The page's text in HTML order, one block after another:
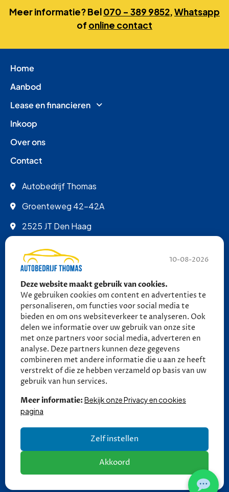
10-08-2026
Deze website maakt gebruik van cookies.
We gebruiken cookies om content en advertenties te
personaliseren, om functies voor social media te
bieden en om ons websiteverkeer te analyseren. Ook
delen we informatie over uw gebruik van onze site
met onze partners voor social media, adverteren en
analyse. Deze partners kunnen deze gegevens
combineren met andere informatie die u aan ze heeft
verstrekt of die ze hebben verzameld op basis van uw
gebruik van hun services.
Meer informatie: Bekijk onze Privacy en cookies
pagina
Zelf instellen
Akkoord
Meer informatie? Bel070 – 389 9852,Whatsapp
of online contact
Home
Aanbod
Lease en financieren
Inkoop
Over ons
Contact
Autobedrijf Thomas
Groenteweg 42-42A
2525 JT Den Haag
info@autobedrijfthomas.nl
070 - 389 9852
06 - 27 58 27 18 (tot 21:30)
06 - 27 58 27 18 (tot 21:30)
Ma - Vr: 09:00 - 17:00
Za: 10:00 - 13:30
Zo: Gesloten
Privacy en
Automotive website